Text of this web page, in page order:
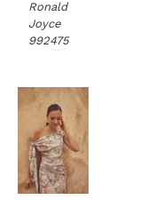
Ronald
Joyce
992475